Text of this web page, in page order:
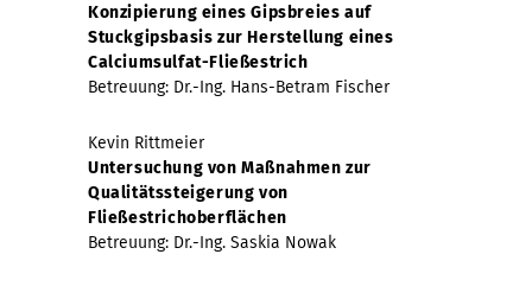
Konzipierung eines Gipsbreies auf
Stuckgipsbasis zur Herstellung eines
Calciumsulfat-Fließestrich
Betreuung: Dr.-Ing. Hans-Betram Fischer
Kevin Rittmeier
Untersuchung von Maßnahmen zur
Qualitätssteigerung von
Fließestrichoberflächen
Betreuung: Dr.-Ing. Saskia Nowak